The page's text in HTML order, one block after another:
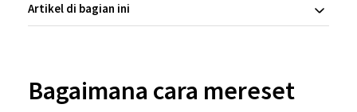
Artikel di bagian ini
Bagaimana cara mereset